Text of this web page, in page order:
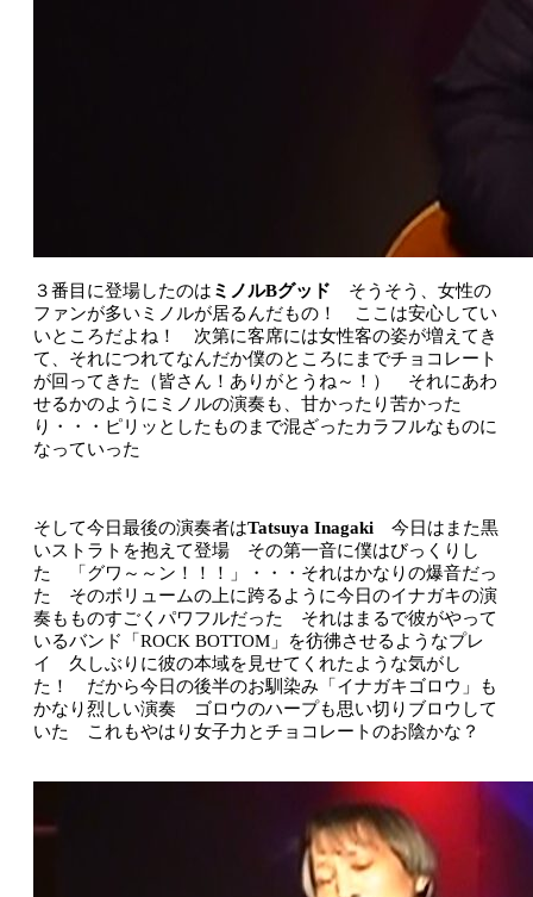
３番目に登場したのは ミノルBグッド そうそう、女性の
ファンが多いミノルが居るんだもの！ ここは安心してい
いところだよね！ 次第に客席には女性客の姿が増えてき
て、それにつれてなんだか僕のところにまでチョコレート
が回ってきた（皆さん！ありがとうね～！） それにあわ
せるかのようにミノルの演奏も、甘かったり苦かった
り・・・ピリッとしたものまで混ざったカラフルなものに
なっていった
そして今日最後の演奏者はTatsuya Inagaki 今日はまた黒
いストラトを抱えて登場 その第一音に僕はびっくりし
た 「グワ～～ン！！！」・・・それはかなりの爆音だっ
た そのボリュームの上に跨るように今日のイナガキの演
奏もものすごくパワフルだった それはまるで彼がやって
いるバンド「ROCK BOTTOM」を彷彿させるようなプレ
イ 久しぶりに彼の本域を見せてくれたような気がし
た！ だから今日の後半のお馴染み「イナガキゴロウ」も
かなり烈しい演奏 ゴロウのハープも思い切りブロウして
いた これもやはり女子力とチョコレートのお陰かな？